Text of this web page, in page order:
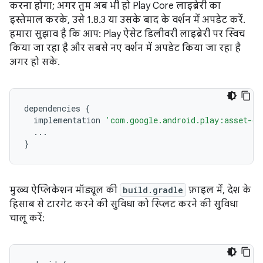
करना होगा; अगर तुम अब भी हो Play Core लाइब्रेरी का
इस्तेमाल करके, उसे 1.8.3 या उसके बाद के वर्शन में अपडेट करें.
हमारा सुझाव है कि आप: Play ऐसेट डिलीवरी लाइब्रेरी पर स्विच
किया जा रहा है और सबसे नए वर्शन में अपडेट किया जा रहा है
अगर हो सके.
dependencies {
implementation
'com.google.android.play:asset-
...
}
मुख्य ऐप्लिकेशन मॉड्यूल की build.gradle फ़ाइल में, देश के
हिसाब से टारगेट करने की सुविधा को स्प्लिट करने की सुविधा
चालू करें: